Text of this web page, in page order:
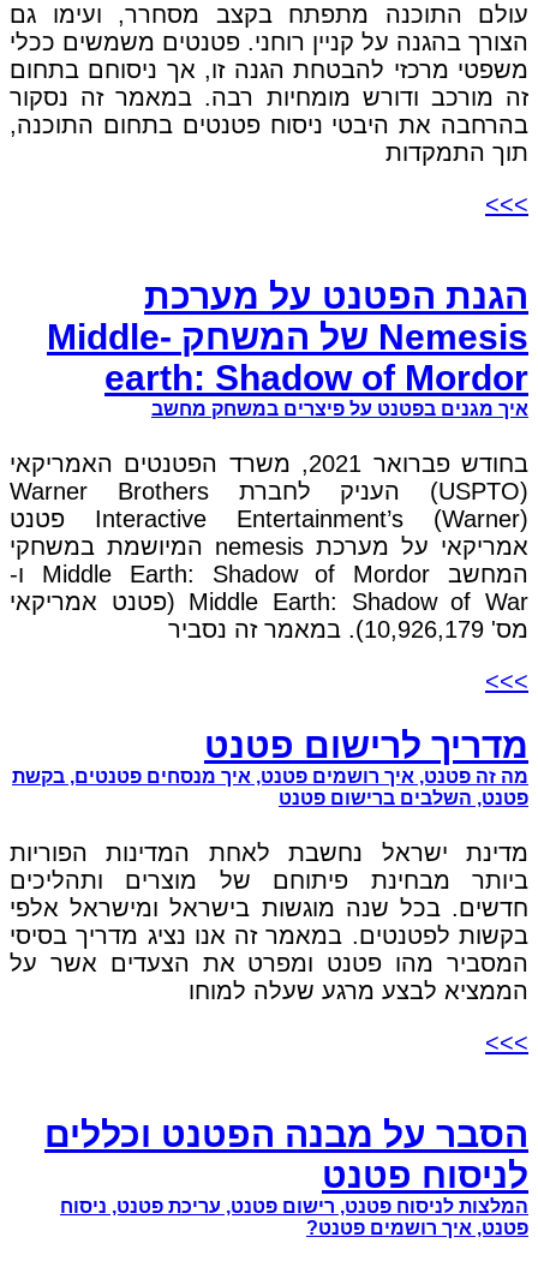
עולם התוכנה מתפתח בקצב מסחרר, ועימו גם
הצורך בהגנה על קניין רוחני. פטנטים משמשים ככלי
משפטי מרכזי להבטחת הגנה זו, אך ניסוחם בתחום
זה מורכב ודורש מומחיות רבה. במאמר זה נסקור
בהרחבה את היבטי ניסוח פטנטים בתחום התוכנה,
תוך התמקדות
>>>
הגנת הפטנט על מערכת
Nemesis של המשחק Middle-
earth: Shadow of Mordor
איך מגנים בפטנט על פיצרים במשחק מחשב
בחודש פברואר 2021, משרד הפטנטים האמריקאי
(USPTO) העניק לחברת Warner Brothers
Interactive Entertainment’s (Warner) פטנט
אמריקאי על מערכת nemesis המיושמת במשחקי
המחשב Middle Earth: Shadow of Mordor ו-
Middle Earth: Shadow of War (פטנט אמריקאי
מס' 10,926,179). במאמר זה נסביר
>>>
מדריך לרישום פטנט
מה זה פטנט, איך רושמים פטנט, איך מנסחים פטנטים, בקשת
פטנט, השלבים ברישום פטנט
מדינת ישראל נחשבת לאחת המדינות הפוריות
ביותר מבחינת פיתוחם של מוצרים ותהליכים
חדשים. בכל שנה מוגשות בישראל ומישראל אלפי
בקשות לפטנטים. במאמר זה אנו נציג מדריך בסיסי
המסביר מהו פטנט ומפרט את הצעדים אשר על
הממציא לבצע מרגע שעלה למוחו
>>>
הסבר על מבנה הפטנט וכללים
לניסוח פטנט
המלצות לניסוח פטנט, רישום פטנט, עריכת פטנט, ניסוח
פטנט, איך רושמים פטנט?